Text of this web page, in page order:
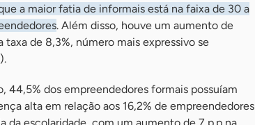
a maior fatia de informais está na faixa de 30 a
. Além disso, houve um aumento de
de 8,3%, número mais expressivo se
44,5% dos empreendedores formais possuíam
alta em relação aos 16,2% de empreendedores